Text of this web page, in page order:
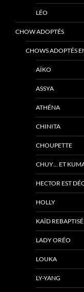
LÉO
CHOW ADOPTÉS
CHOWS ADOPTÉS
AÏKO
ASSYA
ATHÉNA
CHINITA
CHOUPETTE
CHUY… ET
HECTOR EST
HOLLY
KAÏD
LADY ORÉO
LOUKA
LY-YANG